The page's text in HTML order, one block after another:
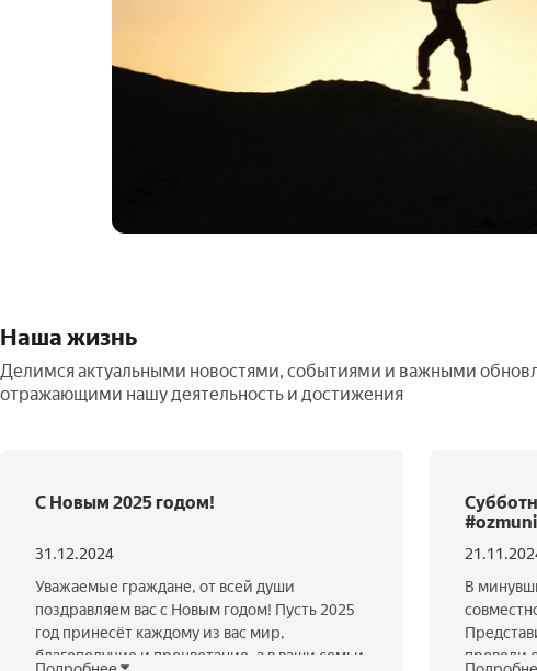
Наша жизнь
Делимся актуальными новостями, событиями и важными
отражающими нашу деятельность и достижения
С Новым 2025 годом!
31.12.2024
Уважаемые граждане, от всей души
поздравляем вас с Новым годом! Пусть 2025
год принесёт каждому из вас мир,
благополучие и процветание, а в ваши семьи
В
провели